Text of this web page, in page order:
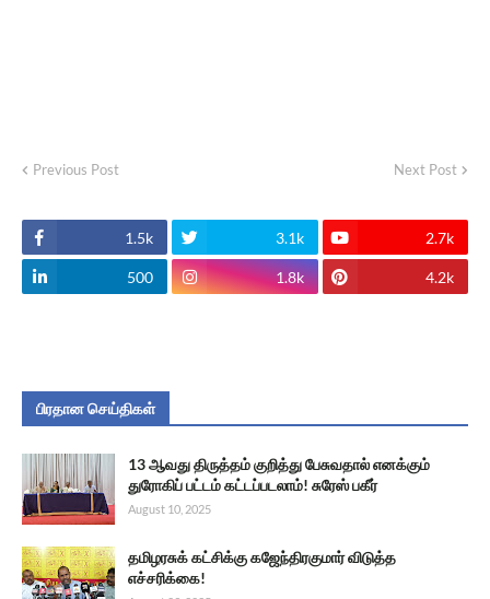
Previous Post Next Post
1.5k 3.1k 2.7k
500 1.8k 4.2k
பிரதான செய்திகள்
13 ஆவது திருத்தம் குறித்து பேசுவதால் எனக்கும்
துரோகிப் பட்டம் கட்டப்படலாம்! சுரேஸ் பகீர்
August 10, 2025
தமிழரசுக் கட்சிக்கு கஜேந்திரகுமார் விடுத்த
எச்சரிக்கை!